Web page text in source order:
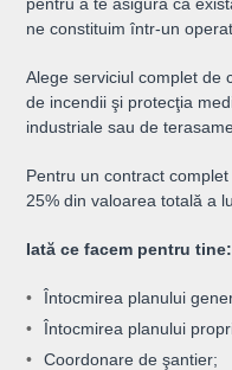
ne constituim într-un
Alege serviciul complet de
de incendii şi protecţia
industriale sau de
Pentru un contract
25% din valoarea totală a
Iată ce facem pentru tine:
Întocmirea planului
Întocmirea planului
Coordonare de şantier;